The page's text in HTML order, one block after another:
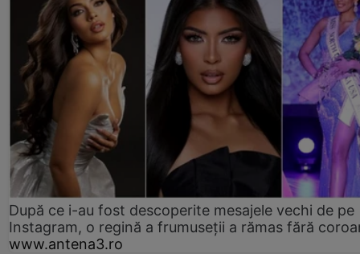
După ce i-au fost descoperite mesajele vechi de pe
Instagram, o regină a frumuseții a rămas fără
www.antena3.ro